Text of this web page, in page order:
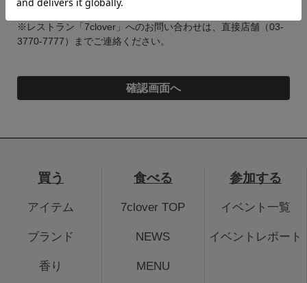
※レストラン「7clover」へのお問い合わせは、直接店舗（03-
3770-7777）までご連絡ください。
買う
アイテム
ブランド
香り
食べる
7clover TOP
NEWS
MENU
参加する
イベント一覧
イベントレポート